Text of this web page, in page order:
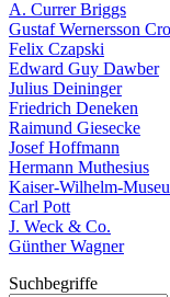
A. Currer Briggs
Gustaf Wernersson
Felix Czapski
Edward Guy Dawber
Julius Deininger
Friedrich Deneken
Raimund Giesecke
Josef Hoffmann
Hermann Muthesius
Kaiser-Wilhelm-
Carl Pott
J. Weck & Co.
Günther Wagner
Suchbegriffe